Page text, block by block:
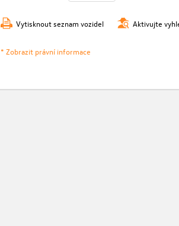
Vytisknout seznam vozidel Aktivujte
* Zobrazit právní informace